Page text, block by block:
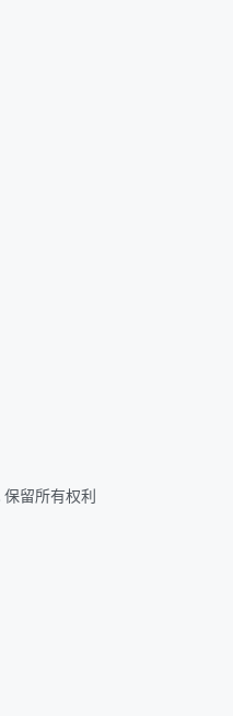
留所有权利